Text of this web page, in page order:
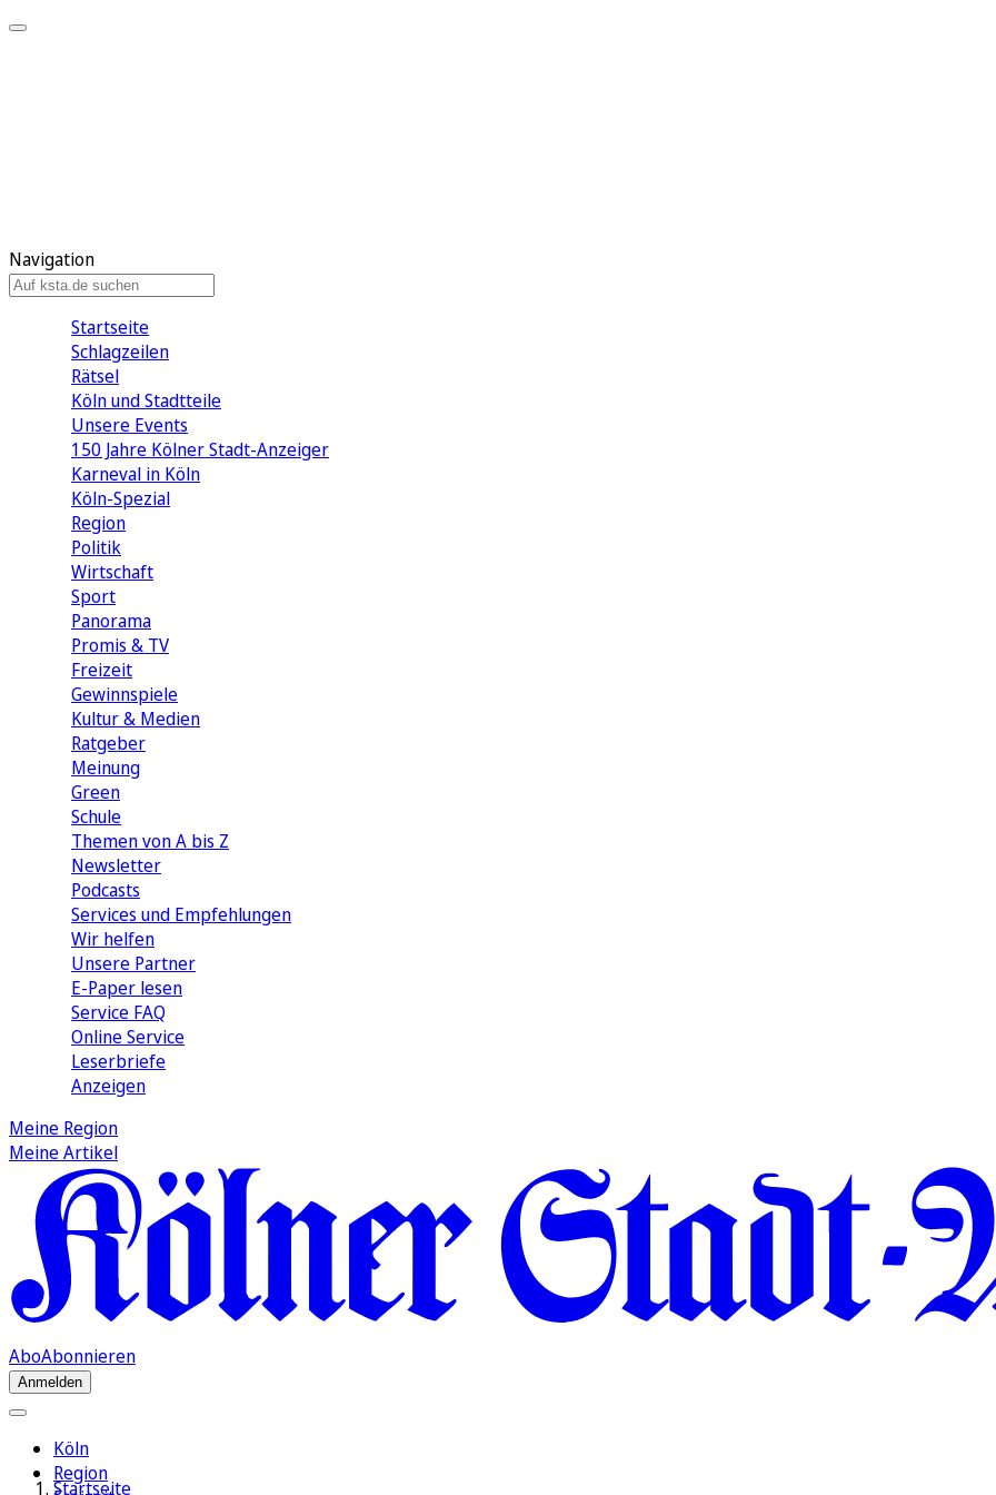
Navigation
Startseite
Schlagzeilen
Rätsel
Köln und Stadtteile
Unsere Events
150 Jahre Kölner Stadt-Anzeiger
Karneval in Köln
Köln-Spezial
Region
Politik
Wirtschaft
Sport
Panorama
Promis & TV
Freizeit
Gewinnspiele
Kultur & Medien
Ratgeber
Meinung
Green
Schule
Themen von A bis Z
Newsletter
Podcasts
Services und Empfehlungen
Wir helfen
Unsere Partner
E-Paper lesen
Service FAQ
Online Service
Leserbriefe
Anzeigen
Meine Region
Meine Artikel
AboAbonnieren
Anmelden
Köln
Region
Startseite